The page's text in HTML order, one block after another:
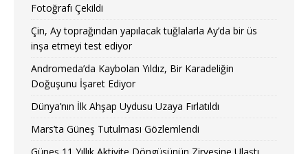
Fotoğrafı Çekildi
Çin, Ay toprağından yapılacak tuğlalarla Ay’da bir üs
inşa etmeyi test ediyor
Andromeda’da Kaybolan Yıldız, Bir Karadeliğin
Doğuşunu İşaret Ediyor
Dünya’nın İlk Ahşap Uydusu Uzaya Fırlatıldı
Mars’ta Güneş Tutulması Gözlemlendi